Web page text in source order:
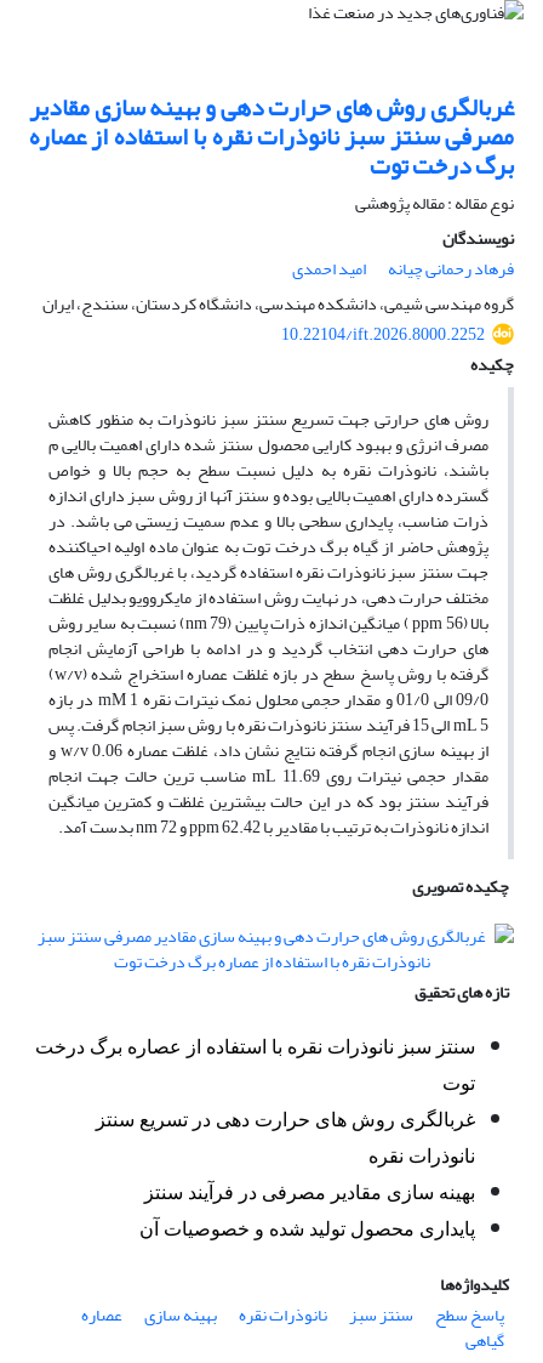
غربالگری روش های حرارت دهی و بهینه سازی مقادیر
مصرفی سنتز سبز نانوذرات نقره با استفاده از عصاره
برگ درخت توت
نوع مقاله : مقاله پژوهشی
نویسندگان
فرهاد رحمانی چیانه
امید احمدی
گروه مهندسی شیمی، دانشکده مهندسی، دانشگاه کردستان، سنندج، ایران
10.22104/ift.2026.8000.2252
چکیده
روش های حرارتی جهت تسریع سنتز سبز نانوذرات به منظور کاهش
مصرف انرژی و بهبود کارایی محصول سنتز شده دارای اهمیت بالایی م
باشند، نانوذرات نقره به دلیل نسبت سطح به حجم بالا و خواص
گسترده‌ دارای اهمیت بالایی بوده و سنتز آنها از روش سبز دارای اندازه
ذرات مناسب، پایداری سطحی بالا و عدم سمیت زیستی می باشد. در
پژوهش حاضر از گیاه برگ درخت توت به عنوان ماده اولیه احیاکننده
جهت سنتز سبز نانوذرات نقره استفاده گردید، با غربالگری روش های
مختلف حرارت دهی، در نهایت روش استفاده از مایکروویو بدلیل غلظت
بالا (ppm 56 ) میانگین اندازه ذرات پایین (nm 79) نسبت به سایر روش
های حرارت دهی انتخاب گردید و در ادامه با طراحی آزمایش انجام
گرفته با روش پاسخ سطح در بازه غلظت عصاره استخراج شده (w/v)
09/0 الی 01/0 و مقدار حجمی محلول نمک نیترات نقره mM 1 در بازه
mL 5 الی 15 فرآیند سنتز نانوذرات نقره با روش سبز انجام گرفت. پس
از بهینه سازی انجام گرفته نتایج نشان داد، غلظت عصاره w/v 0.06 و
مقدار حجمی نیترات روی mL 11.69 مناسب ترین حالت جهت انجام
فرآیند سنتز بود که در این حالت بیشترین غلظت و کمترین میانگین
اندازه نانوذرات به ترتیب با مقادیر با ppm 62.42 و nm 72 بدست آمد.
چکیده تصویری
تازه های تحقیق
سنتز سبز نانوذرات نقره با استفاده از عصاره برگ درخت
توت
غربالگری روش های حرارت دهی در تسریع سنتز
نانوذرات نقره
بهینه سازی مقادیر مصرفی در فرآیند سنتز
پایداری محصول تولید شده و خصوصیات آن
کلیدواژه‌ها
پاسخ سطح
سنتز سبز نانوذرات نقره بهینه سازی عصاره
گیاهی